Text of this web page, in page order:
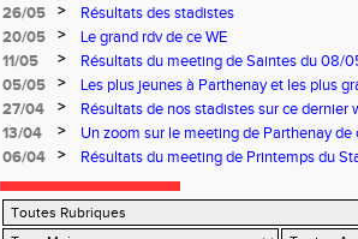
26/05
>
Résultats des stadistes
20/05
>
Le grand rdv de ce WE
11/05
>
Résultats du meeting de Saintes du 08/
Niort du 11/05/2025
05/05 >
Les plus jeunes à Parthenay et les plus
03 et 04 mai
27/04 >
Résultats de nos stadistes sur ce dernier
13/04
>
Un zoom sur le meeting de Parthenay
06/04
> Résultats du meeting de Printemps du